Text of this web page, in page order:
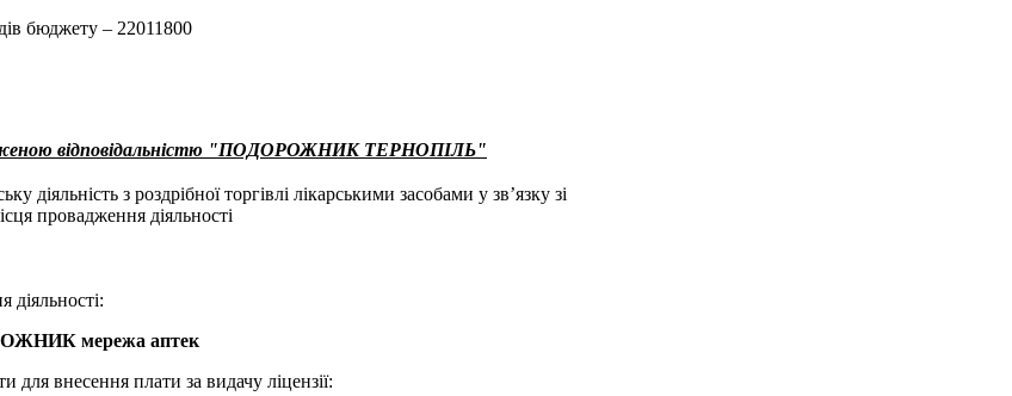
бюджету – 22011800
відповідальністю "ПОДОРОЖНИК ТЕРНОПІЛЬ"
діяльність з роздрібної торгівлі лікарськими засобами у зв’язку зі
провадження діяльності
діяльності:
мережа аптек
для внесення плати за видачу ліцензії: